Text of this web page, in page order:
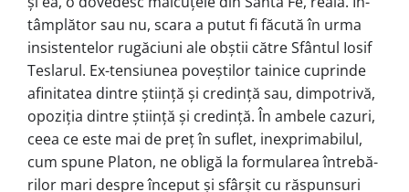
tâm­plător sau nu, scara a putut fi făcută în urma
insistentelor rugăciuni ale obștii către Sfântul Iosif
Teslarul. Ex-ten­siu­nea poveștilor tainice cuprinde
afinita­tea dintre știință și credință sau, dimpo­tri­vă,
opoziția dintre știință și credință. În ambele cazuri,
ceea ce este mai de preț în suflet, inexprimabilul,
cum spune Platon, ne obligă la formularea între­bă­
ri­lor mari despre început și sfârșit cu răs­punsuri